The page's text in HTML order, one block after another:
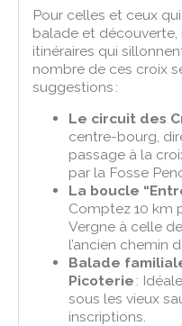
Pour celles et ceux
balade et découverte,
itinéraires qui
nombre de ces croix
suggestions :
Le circuit des
centre-bourg,
passage à la
par la Fosse
La boucle
Comptez 10 km
Vergne à celle
l’ancien chemin
Balade
Picoterie :
sous les vieux
inscriptions.